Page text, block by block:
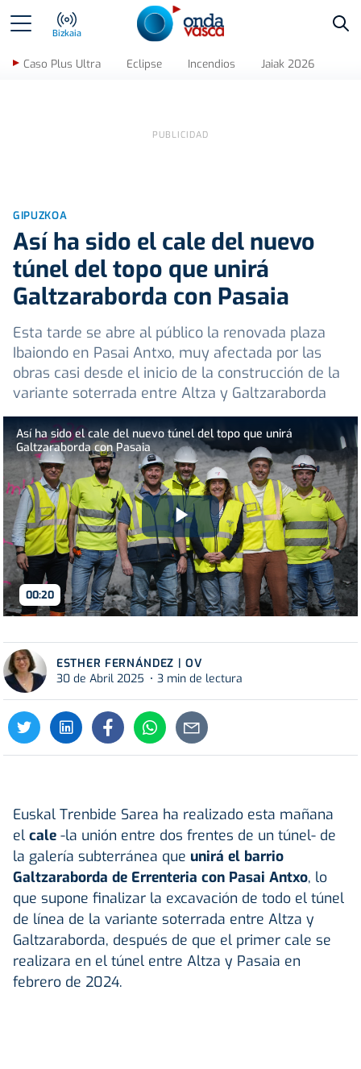
Bizkaia
Caso Plus Ultra Eclipse Incendios Jaiak 2026
GIPUZKOA
Así ha sido el cale del nuevo
túnel del topo que unirá
Galtzaraborda con Pasaia
Esta tarde se abre al público la renovada plaza
Ibaiondo en Pasai Antxo, muy afectada por las
obras casi desde el inicio de la construcción de la
variante soterrada entre Altza y Galtzaraborda
Así ha sido el cale del nuevo túnel del topo que unirá
Galtzaraborda con Pasaia
Play
Video
00:20
ESTHER FERNÁNDEZ | OV
30 de Abril 2025
3 min de lectura
Euskal Trenbide Sarea ha realizado esta mañana
el cale -la unión entre dos frentes de un túnel- de
la galería subterránea que unirá el barrio
Galtzaraborda de Errenteria con Pasai Antxo, lo
que supone finalizar la excavación de todo el túnel
de línea de la variante soterrada entre Altza y
Galtzaraborda, después de que el primer cale se
realizara en el túnel entre Altza y Pasaia en
febrero de 2024.